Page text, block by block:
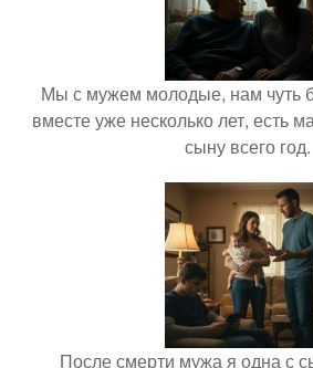
Мы с мужем молодые, нам чуть
вместе уже несколько лет, есть
сыну всего год.
После смерти мужа я одна с